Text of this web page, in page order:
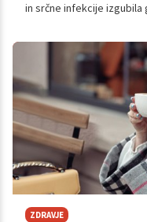
in srčne infekcije izgubila
ZDRAVJE